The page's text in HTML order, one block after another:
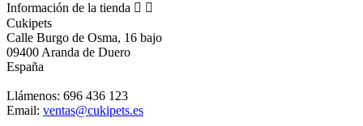
Información de la tienda  
Cukipets
Calle Burgo de Osma, 16 bajo
09400 Aranda de Duero
España
Llámenos: 696 436 123
Email: ventas@cukipets.es